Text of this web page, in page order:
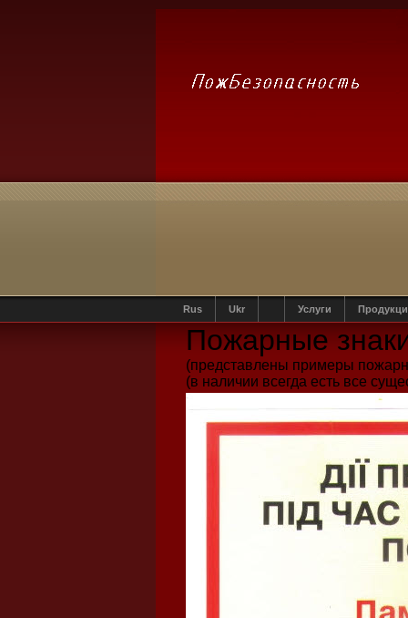
Rus Ukr Услуги
Пожарные
(представлены примеры
(в наличии всегда есть все